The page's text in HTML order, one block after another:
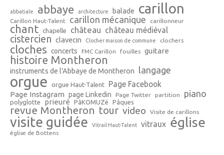
abbatiale abbaye architecture balade carillon
Carillon Haut-Talent carillon mécanique carillonneur
chant chapelle château château médiéval
cistercien clavecin Clocher maison de commune clochers
cloches concerts FMC Carillon fouilles guitare
histoire Montheron
instruments de l'Abbaye de Montheron langage
orgue orgue Haut-Talent Page Facebook
Page Instagram page Linkedin Page Twitter partition piano
polyglotte prieuré PâKOMUZé Pâques
revue Montheron tour video Visite de carillons
visite guidée Vitrail Haut-Talent vitraux église
église de Bottens